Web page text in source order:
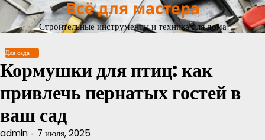
Перейти
содержимому
Всё для мастера
Строительные инструменты и техника для дома
Для сада
Кормушки для птиц: как
привлечь пернатых гостей в
ваш сад
admin 7 июля, 2025